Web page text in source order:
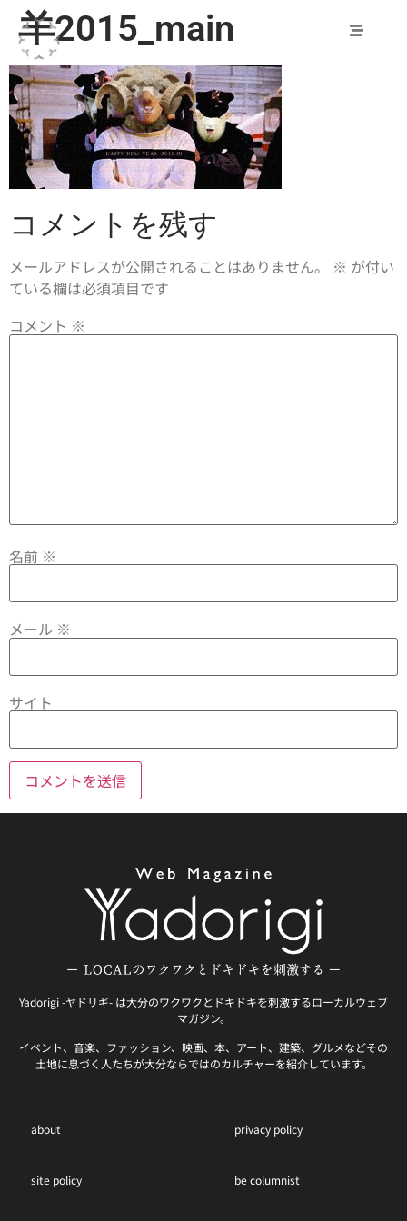
羊2015_main
コメントを残す
メールアドレスが公開されることはありません。 ※ が付い
ている欄は必須項目です
コメント ※
名前 ※
メール ※
サイト
Yadorigi -ヤドリギ- は大分のワクワクとドキドキを刺激するローカルウェブ
マガジン。
イベント、音楽、ファッション、映画、本、アート、建築、グルメなどその
土地に息づく人たちが大分ならではのカルチャーを紹介しています。
about privacy policy
site policy be columnist